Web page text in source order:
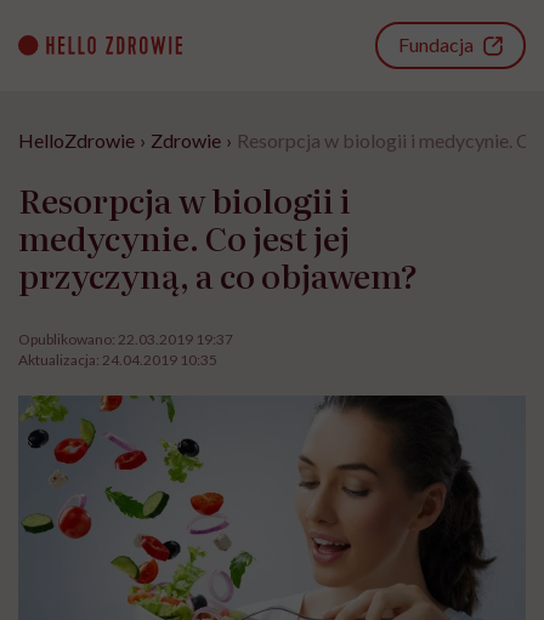
content
Fundacja
HelloZdrowie › Zdrowie › Resorpcja w biologii i medycynie.
Resorpcja w biologii i
medycynie. Co jest jej
przyczyną, a co objawem?
Opublikowano: 22.03.2019 19:37
Aktualizacja: 24.04.2019 10:35